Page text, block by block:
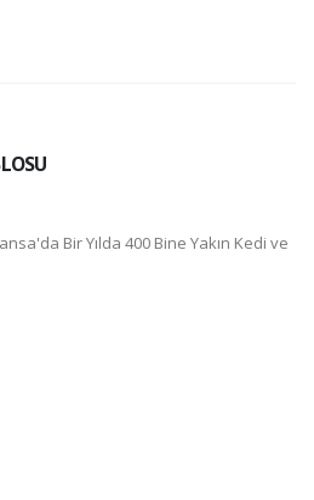
Bir Yılda 400 Bine Yakın Kedi ve